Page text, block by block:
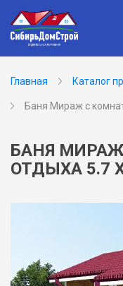
Главная Каталог
Баня Мираж с
БАНЯ
ОТДЫХА 5.7